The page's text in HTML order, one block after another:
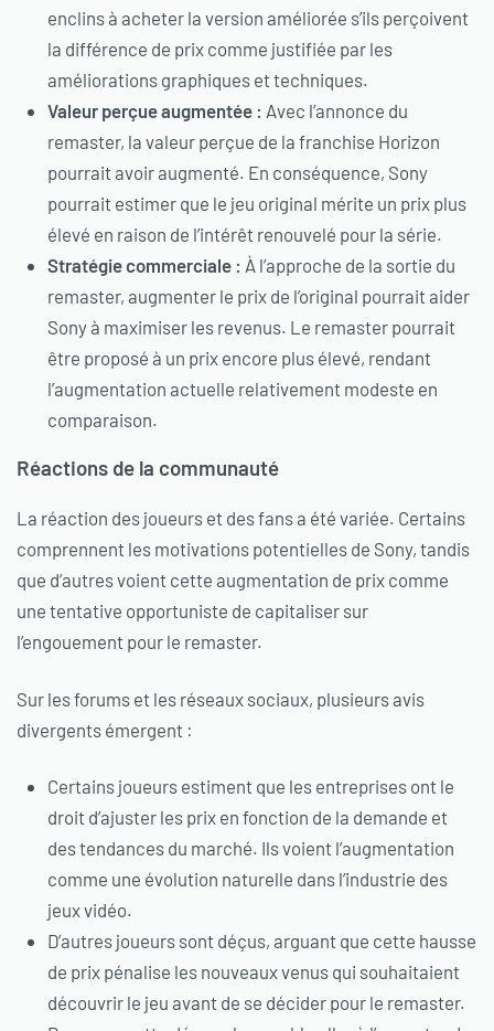
enclins à acheter la version améliorée s’ils perçoivent
la différence de prix comme justifiée par les
améliorations graphiques et techniques.
Valeur perçue augmentée : Avec l’annonce du
remaster, la valeur perçue de la franchise Horizon
pourrait avoir augmenté. En conséquence, Sony
pourrait estimer que le jeu original mérite un prix plus
élevé en raison de l’intérêt renouvelé pour la série.
Stratégie commerciale : À l’approche de la sortie du
remaster, augmenter le prix de l’original pourrait aider
Sony à maximiser les revenus. Le remaster pourrait
être proposé à un prix encore plus élevé, rendant
l’augmentation actuelle relativement modeste en
comparaison.
Réactions de la communauté
La réaction des joueurs et des fans a été variée. Certains
comprennent les motivations potentielles de Sony, tandis
que d’autres voient cette augmentation de prix comme
une tentative opportuniste de capitaliser sur
l’engouement pour le remaster.
Sur les forums et les réseaux sociaux, plusieurs avis
divergents émergent :
Certains joueurs estiment que les entreprises ont le
droit d’ajuster les prix en fonction de la demande et
des tendances du marché. Ils voient l’augmentation
comme une évolution naturelle dans l’industrie des
jeux vidéo.
D’autres joueurs sont déçus, arguant que cette hausse
de prix pénalise les nouveaux venus qui souhaitaient
découvrir le jeu avant de se décider pour le remaster.